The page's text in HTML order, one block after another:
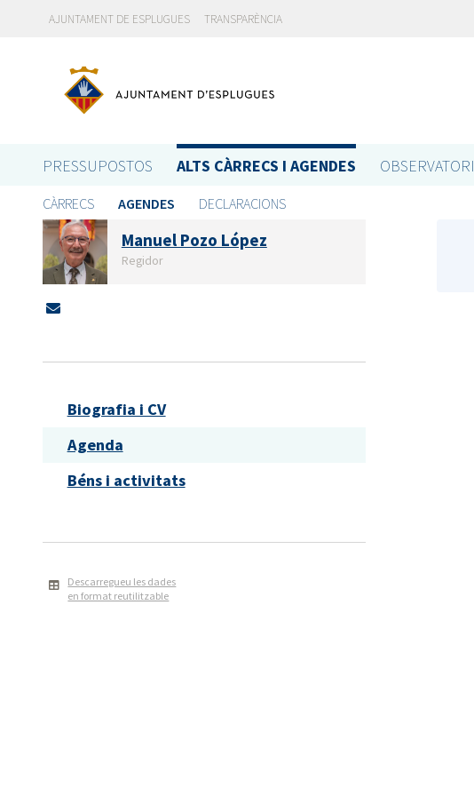
AJUNTAMENT DE ESPLUGUES TRANSPARÈNCIA
PRESSUPOSTOS ALTS CÀRRECS I AGENDES OBSERVATORI
CÀRRECS AGENDES DECLARACIONS
Manuel Pozo López
Regidor
Biografia i CV
Agenda
Béns i activitats
Descarregueu les dades
en format reutilitzable